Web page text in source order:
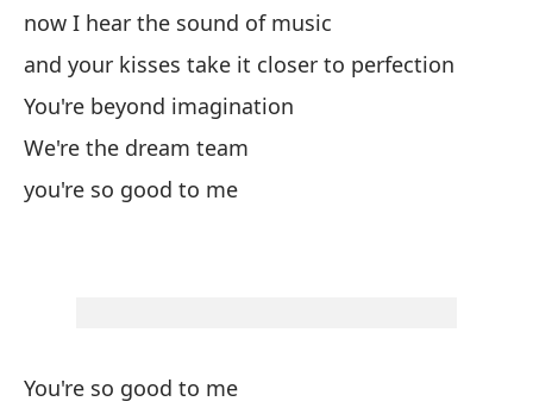
now I hear the sound of music
and your kisses take it closer to perfection
You're beyond imagination
We're the dream team
you're so good to me
You're so good to me